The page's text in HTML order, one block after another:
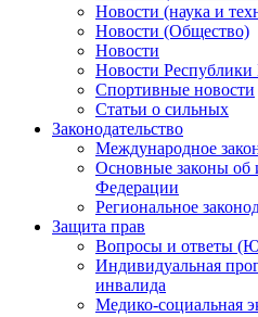
Новости (наука и
Новости (Общество)
Новости
Новости Республики
Спортивные новости
Статьи о сильных
Законодательство
Международное
Основные законы об
Федерации
Региональное
Защита прав
Вопросы и ответы
Индивидуальная
инвалида
Медико-социальная